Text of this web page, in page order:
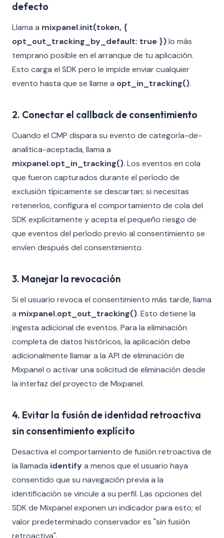
defecto
Llama a mixpanel.init(token, {
opt_out_tracking_by_default: true })lo más
temprano posible en el arranque de tu aplicación.
Esto carga el SDK pero le impide enviar cualquier
evento hasta que se llame a opt_in_tracking().
2. Conectar el callback de consentimiento
Cuando el CMP dispara su evento de categoría-de-
analítica-aceptada, llama a
mixpanel.opt_in_tracking(). Los eventos en cola
que fueron capturados durante el período de
exclusión típicamente se descartan; si necesitas
retenerlos, configura el comportamiento de cola del
SDK explícitamente y acepta el pequeño riesgo de
que eventos del período previo al consentimiento se
envíen después del consentimiento.
3. Manejar la revocación
Si el usuario revoca el consentimiento más tarde, llama
a mixpanel.opt_out_tracking(). Esto detiene la
ingesta adicional de eventos. Para la eliminación
completa de datos históricos, la aplicación debe
adicionalmente llamar a la API de eliminación de
Mixpanel o activar una solicitud de eliminación desde
la interfaz del proyecto de Mixpanel.
4. Evitar la fusión de identidad retroactiva
sin consentimiento explícito
Desactiva el comportamiento de fusión retroactiva de
la llamada identifya menos que el usuario haya
consentido que su navegación previa a la
identificación se vincule a su perfil. Las opciones del
SDK de Mixpanel exponen un indicador para esto; el
valor predeterminado conservador es "sin fusión
retroactiva".